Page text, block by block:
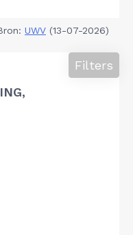
UWV (13-07-2026)
Filters